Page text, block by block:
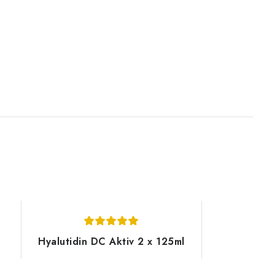
Hyalutidin DC Aktiv 2 x 125ml